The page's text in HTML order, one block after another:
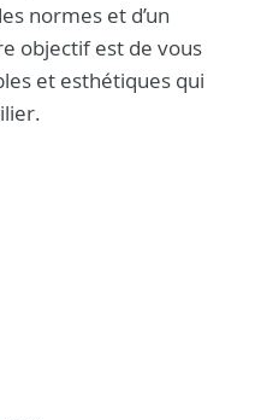
normes et d’un
objectif est de vous
et esthétiques qui